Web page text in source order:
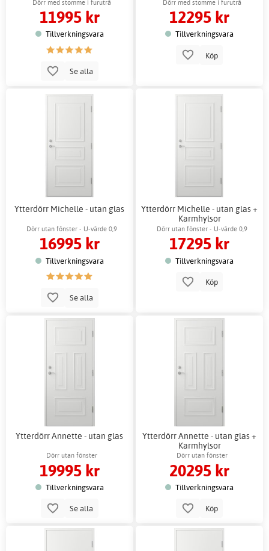
Dörr med stomme i furuträ
11995 kr
Tillverkningsvara
Se alla
Dörr med stomme i furuträ
12295 kr
Tillverkningsvara
Köp
Ytterdörr Michelle - utan glas
Dörr utan fönster - U-värde 0,9
16995 kr
Tillverkningsvara
Se alla
Ytterdörr Michelle - utan glas +
Karmhylsor
Dörr utan fönster - U-värde 0,9
17295 kr
Tillverkningsvara
Köp
Ytterdörr Annette - utan glas
Dörr utan fönster
19995 kr
Tillverkningsvara
Se alla
Ytterdörr Annette - utan glas +
Karmhylsor
Dörr utan fönster
20295 kr
Tillverkningsvara
Köp